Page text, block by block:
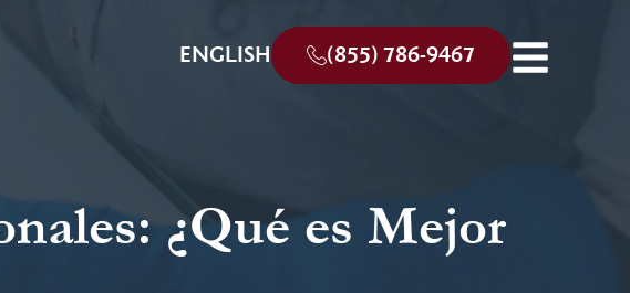
ENGLISH (855) 786-9467
¿Qué es Mejor